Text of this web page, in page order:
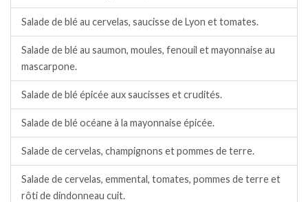
Salade de blé au cervelas, saucisse de Lyon et tomates.
Salade de blé au saumon, moules, fenouil et mayonnaise au
mascarpone.
Salade de blé épicée aux saucisses et crudités.
Salade de blé océane à la mayonnaise épicée.
Salade de cervelas, champignons et pommes de terre.
Salade de cervelas, emmental, tomates, pommes de terre et
rôti de dindonneau cuit.